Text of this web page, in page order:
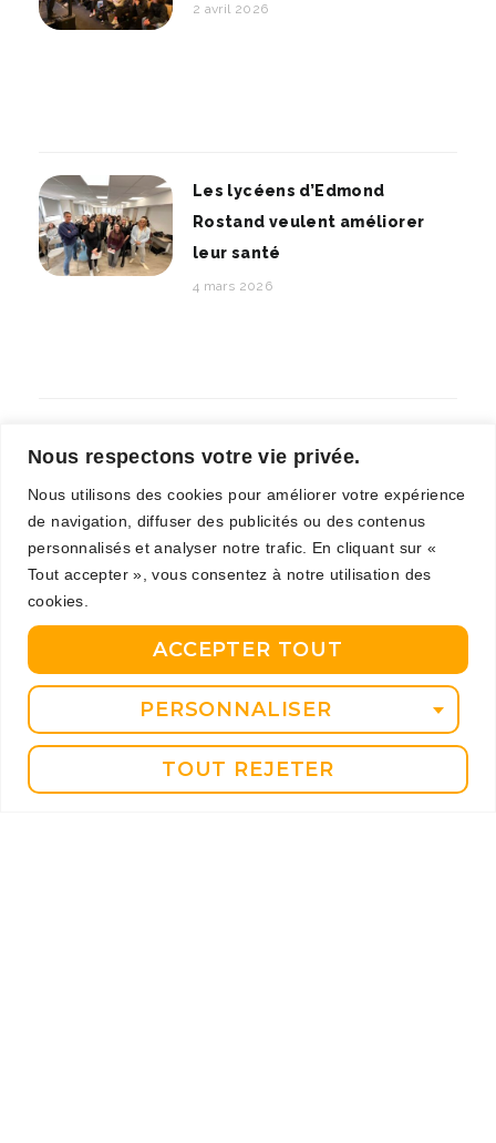
Nous respectons votre vie privée.
Nous utilisons des cookies pour améliorer votre expérience
de navigation, diffuser des publicités ou des contenus
personnalisés et analyser notre trafic. En cliquant sur «
Tout accepter », vous consentez à notre utilisation des
cookies.
PERSONNALISER
TOUT REJETER
ACCEPTER TOUT
2 avril 2026
Les lycéens d’Edmond
Rostand veulent améliorer
leur santé
4 mars 2026